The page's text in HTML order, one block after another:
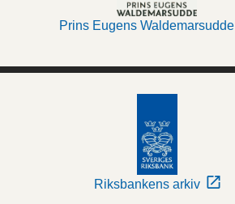
Prins Eugens Waldemarsudde
Riksbankens arkiv